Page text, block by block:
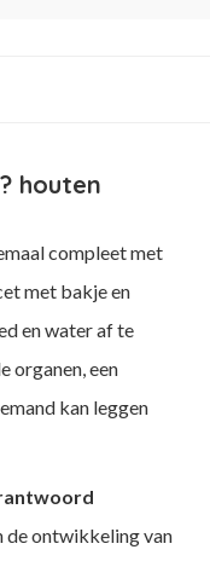
houten
compleet met
met bakje en
en water af te
organen, een
kan leggen
de ontwikkeling van